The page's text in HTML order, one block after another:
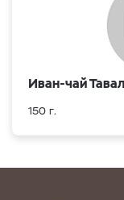
Иван-чай
150 г.